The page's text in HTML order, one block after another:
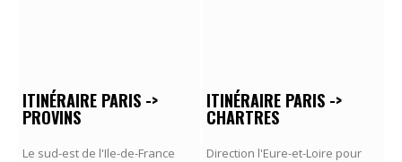
ITINÉRAIRE PARIS ->
PROVINS
Le sud-est de l'Ile-de-France
ITINÉRAIRE PARIS ->
CHARTRES
Direction l'Eure-et-Loire pour